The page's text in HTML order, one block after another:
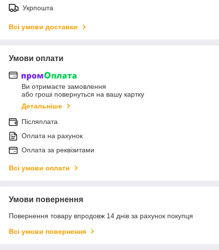
Укрпошта
Всі умови доставки
Умови оплати
Ви отримаєте замовлення
або гроші повернуться на вашу картку
Детальніше
Післяплата
Оплата на рахунок
Оплата за реквізитами
Всі умови оплати
Умови повернення
Повернення товару впродовж 14 днів за рахунок покупця
Всі умови повернення